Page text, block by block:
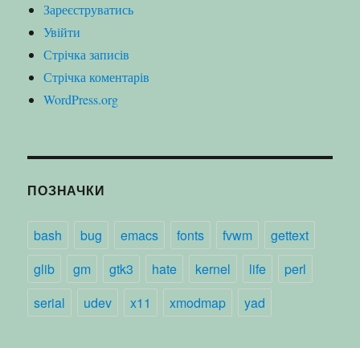
Зареєструватись
Увійти
Стрічка записів
Стрічка коментарів
WordPress.org
ПОЗНАЧКИ
bash bug emacs fonts fvwm
gettext
glib
gm gtk3 hate kernel life
perl
serial
udev x11 xmodmap yad